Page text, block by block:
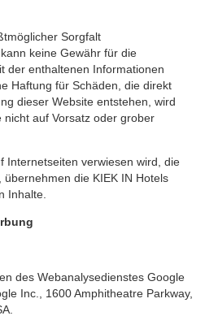
Sorgfalt
keine Gewähr für die
der enthaltenen Informationen
Haftung für Schäden, die direkt
dieser Website entstehen, wird
auf Vorsatz oder grober
Internetseiten verwiesen wird, die
die KIEK IN Hotels
Inhalte.
des Webanalysedienstes Google
Inc., 1600 Amphitheatre Parkway,